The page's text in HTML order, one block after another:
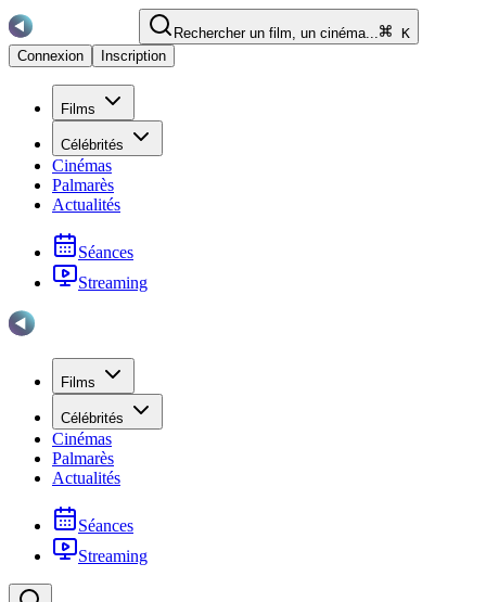
Rechercher un film, un cinéma...
K
Connexion
Inscription
Films
Célébrités
Cinémas
Palmarès
Actualités
Séances
Streaming
Films
Célébrités
Cinémas
Palmarès
Actualités
Séances
Streaming